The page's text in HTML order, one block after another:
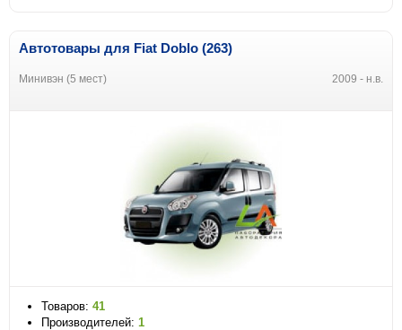
Автотовары для Fiat Doblo (263)
Минивэн (5 мест) 2009 - н.в.
Товаров: 41
Производителей: 1